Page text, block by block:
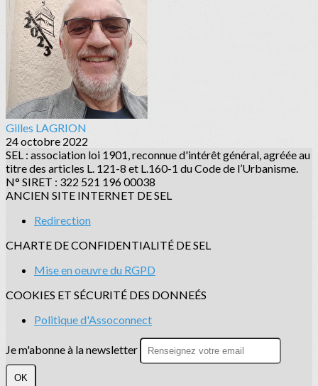
Gilles LAGRION
24 octobre 2022
SEL : association loi 1901, reconnue d'intérêt général, agréée au
titre des articles L. 121-8 et L.160-1 du Code de l’Urbanisme.
N° SIRET : 322 521 196 00038
ANCIEN SITE INTERNET DE SEL
Redirection
CHARTE DE CONFIDENTIALITÉ DE SEL
Mise en oeuvre du RGPD
COOKIES ET SÉCURITÉ DES DONNEÉS
Politique d'Assoconnect
Je m'abonne à la newsletter
OK